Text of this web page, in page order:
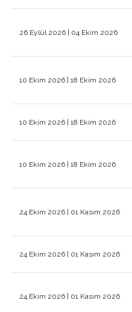
26 Eylül 2026 | 04 Ekim 2026
10 Ekim 2026 | 18 Ekim 2026
10 Ekim 2026 | 18 Ekim 2026
10 Ekim 2026 | 18 Ekim 2026
24 Ekim 2026 | 01 Kasım 2026
24 Ekim 2026 | 01 Kasım 2026
24 Ekim 2026 | 01 Kasım 2026